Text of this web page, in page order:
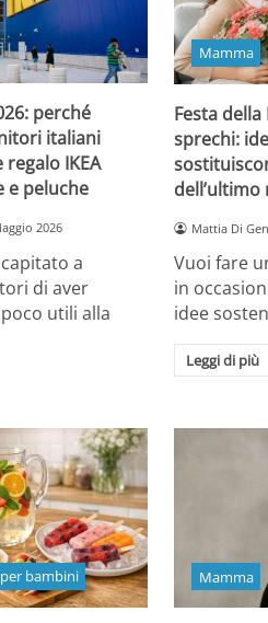
perché
italiani
IKEA
e peluche
2026
a
di aver
utili alla
Mamma
Festa
sprechi:
Mattia Di
Vuoi fare
in
idee
Leggi di più
bambini Mamma